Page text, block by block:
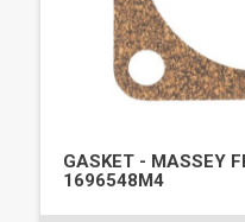
GASKET - MASSEY
1696548M4